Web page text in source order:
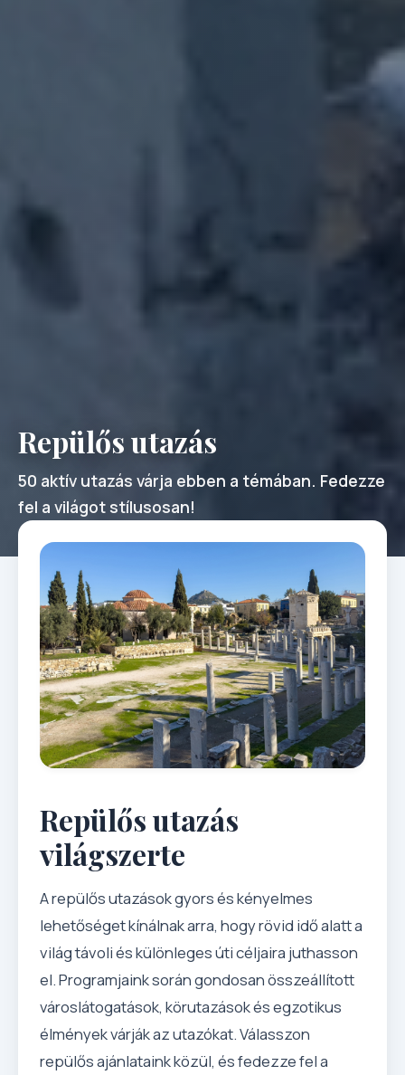
Repülős utazás
50 aktív utazás várja ebben a témában. Fedezze
fel a világot stílusosan!
Repülős utazás
világszerte
A repülős utazások gyors és kényelmes
lehetőséget kínálnak arra, hogy rövid idő alatt a
világ távoli és különleges úti céljaira juthasson
el. Programjaink során gondosan összeállított
városlátogatások, körutazások és egzotikus
élmények várják az utazókat. Válasszon
repülős ajánlataink közül, és fedezze fel a